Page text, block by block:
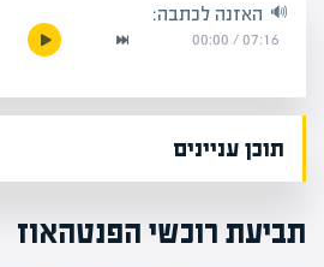
האזנה לכתבה:
07:16
/
00:00
תוכן עניינים
תביעת רוכשי הפנטהאוז